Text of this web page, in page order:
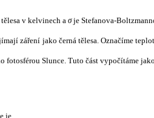
v kelvinech aσje Stefanova-
záření jako černá tělesa. Označíme
fotosférou Slunce. Tuto část vypočítáme
je